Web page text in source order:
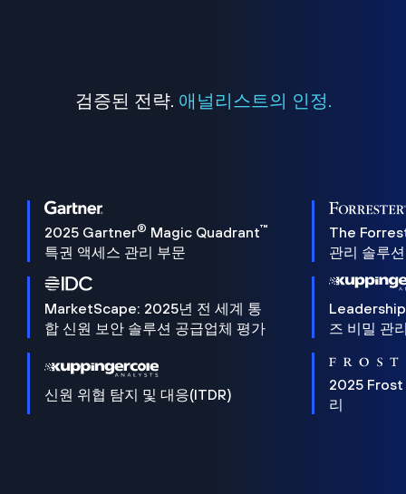
검증된 전략. 애널리스트의 인정.
2025 Gartner® Magic Quadrant™
특권 액세스 관리 부문
The
관리 솔루
MarketScape: 2025년 전 세계 통
합 신원 보안 솔루션 공급업체 평가
즈 비밀 관
신원 위협 탐지 및 대응(ITDR)
2025 Frost
리